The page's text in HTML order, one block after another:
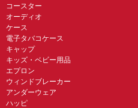
コースター
オーディオ
ケース
電子タバコケース
キャップ
キッズ・ベビー用品
エプロン
ウィンドブレーカー
アンダーウェア
ハッピ